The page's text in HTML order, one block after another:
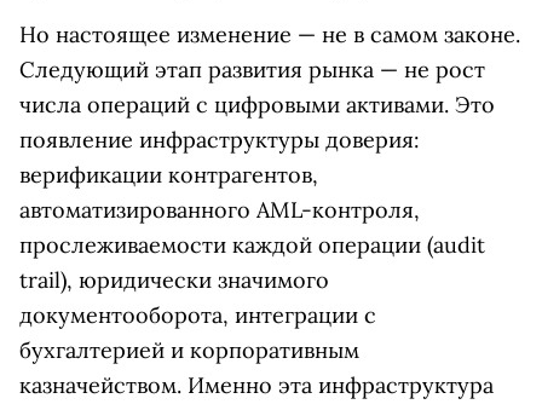
Но настоящее изменение — не в самом законе.
Следующий этап развития рынка — не рост
числа операций с цифровыми активами. Это
появление инфраструктуры доверия:
верификации контрагентов,
автоматизированного AML-контроля,
прослеживаемости каж­дой операции (audit
trail), юридически значимого
документооборота, интеграции с
бухгалтерией и корпоративным
казначейством. Именно эта инфраструктура